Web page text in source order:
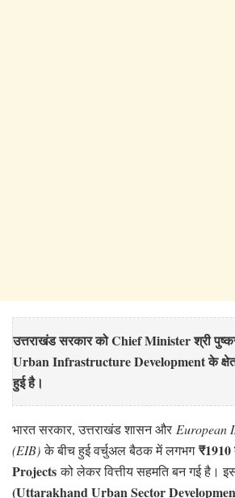
उत्तराखंड सरकार को Chief Minister श्री
Urban Infrastructure Development के
हुई है।
भारत सरकार, उत्तराखंड शासन और European
(EIB)के बीच हुई वर्चुअल बैठक में लगभग
Projectsको लेकर वित्तीय सहमति बन गई है।
(Uttarakhand Urban Sector